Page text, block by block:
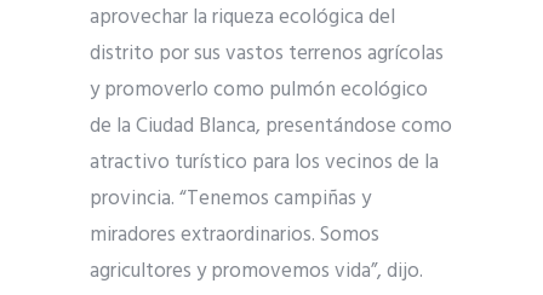
aprovechar la riqueza ecológica del
distrito por sus vastos terrenos agrícolas
y promoverlo como pulmón ecológico
de la Ciudad Blanca, presentándose como
atractivo turístico para los vecinos de la
provincia. “Tenemos campiñas y
miradores extraordinarios. Somos
agricultores y promovemos vida”, dijo.